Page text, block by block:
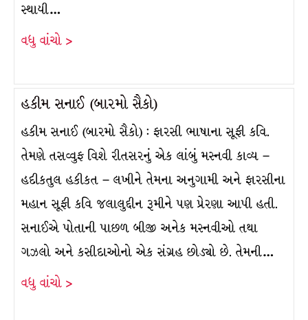
સ્થાયી…
વધુ વાંચો >
હકીમ સનાઈ (બારમો સૈકો)
હકીમ સનાઈ (બારમો સૈકો) : ફારસી ભાષાના સૂફી કવિ.
તેમણે તસવ્વુફ વિશે રીતસરનું એક લાંબું મસ્નવી કાવ્ય –
હદીકતુલ હકીકત – લખીને તેમના અનુગામી અને ફારસીના
મહાન સૂફી કવિ જલાલુદ્દીન રૂમીને પણ પ્રેરણા આપી હતી.
સનાઈએ પોતાની પાછળ બીજી અનેક મસ્નવીઓ તથા
ગઝલો અને કસીદાઓનો એક સંગ્રહ છોડ્યો છે. તેમની…
વધુ વાંચો >